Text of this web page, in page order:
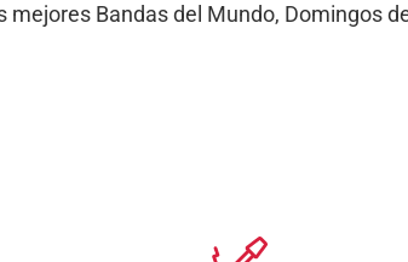
mejores Bandas del Mundo, Domingos